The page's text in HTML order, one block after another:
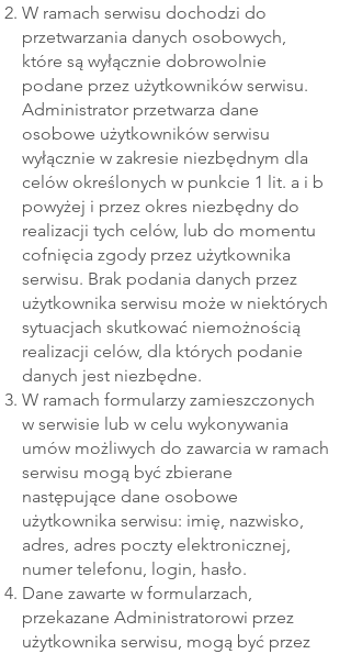
W ramach serwisu dochodzi do
przetwarzania danych osobowych,
które są wyłącznie dobrowolnie
podane przez użytkowników serwisu.
Administrator przetwarza dane
osobowe użytkowników serwisu
wyłącznie w zakresie niezbędnym dla
celów określonych w punkcie 1 lit. a i b
powyżej i przez okres niezbędny do
realizacji tych celów, lub do momentu
cofnięcia zgody przez użytkownika
serwisu. Brak podania danych przez
użytkownika serwisu może w niektórych
sytuacjach skutkować niemożnością
realizacji celów, dla których podanie
danych jest niezbędne.
W ramach formularzy zamieszczonych
w serwisie lub w celu wykonywania
umów możliwych do zawarcia w ramach
serwisu mogą być zbierane
następujące dane osobowe
użytkownika serwisu: imię, nazwisko,
adres, adres poczty elektronicznej,
numer telefonu, login, hasło.
Dane zawarte w formularzach,
przekazane Administratorowi przez
użytkownika serwisu, mogą być przez